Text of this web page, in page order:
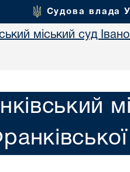
Судова влада
міський суд